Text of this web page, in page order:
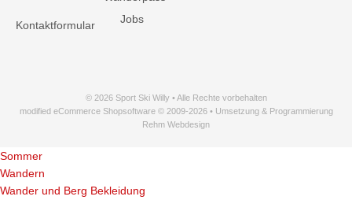
Kontaktformular
Jobs
© 2026 Sport Ski Willy • Alle Rechte vorbehalten
modified eCommerce Shopsoftware © 2009-2026 • Umsetzung & Programmierung
Rehm Webdesign
Sommer
Wandern
Wander und Berg Bekleidung